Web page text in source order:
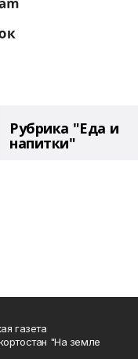
Рубрика "Еда и
напитки"
газета
"На земле